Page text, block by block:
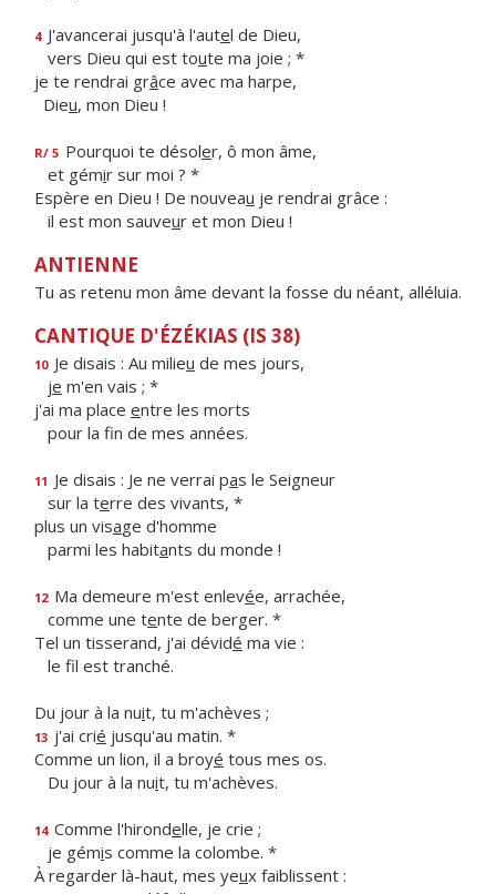
4 J'avancerai jusqu'à l'autel de Dieu,
vers Dieu qui est toute ma joie ; *
je te rendrai grâce avec ma harpe,
Dieu, mon Dieu !
R/ 5 Pourquoi te désoler, ô mon âme,
et gémir sur moi ? *
Espère en Dieu ! De nouveau je rendrai grâce :
il est mon sauveur et mon Dieu !
ANTIENNE
Tu as retenu mon âme devant la fosse du néant, alléluia.
CANTIQUE D'ÉZÉKIAS (IS 38)
10 Je disais : Au milieu de mes jours,
je m'en vais ; *
j'ai ma place entre les morts
pour la fn de mes années.
11 Je disais : Je ne verrai pas le Seigneur
sur la terre des vivants, *
plus un visage d'homme
parmi les habitants du monde !
12 Ma demeure m'est enlevée, arrachée,
comme une tente de berger. *
Tel un tisserand, j'ai dévidé ma vie :
le fl est tranché.
Du jour à la nuit, tu m'achèves ;
13 j'ai crié jusqu'au matin. *
Comme un lion, il a broyé tous mes os.
Du jour à la nuit, tu m'achèves.
14 Comme l'hirondelle, je crie ;
je gémis comme la colombe. *
À regarder là-haut, mes yeux faiblissent :